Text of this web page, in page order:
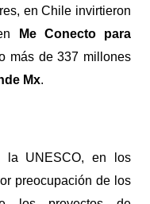
en Chile invirtieron
Me Conecto para
más de 337 millones
Mx.
la UNESCO, en los
preocupación de los